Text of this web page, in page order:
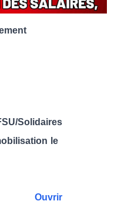
Solidaires
le
Ouvrir